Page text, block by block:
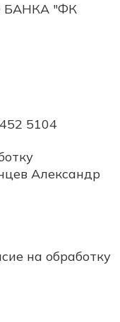
БАНКА "ФК
5104
Александр
на обработку